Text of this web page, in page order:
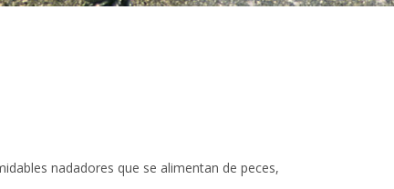
nadadores que se alimentan de peces,